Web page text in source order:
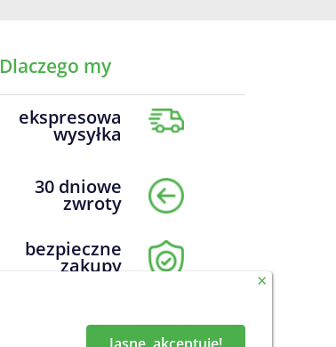
Dlaczego my
ekspresowa
wysyłka
30 dniowe
zwroty
bezpieczne
zakupy
×